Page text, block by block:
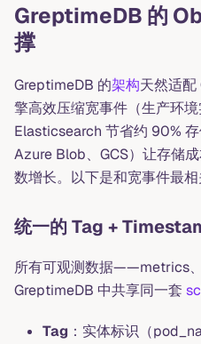
GreptimeDB 的
撑
GreptimeDB 的架构天然适
擎高效压缩宽事件（生产环
Elasticsearch 节省约 90% 存
Azure Blob、GCS）让存储
数增长。以下是和宽事件最相
统一的 Tag +
所有可观测数据——metrics
GreptimeDB 中共享同一套
Tag ：实体标识（